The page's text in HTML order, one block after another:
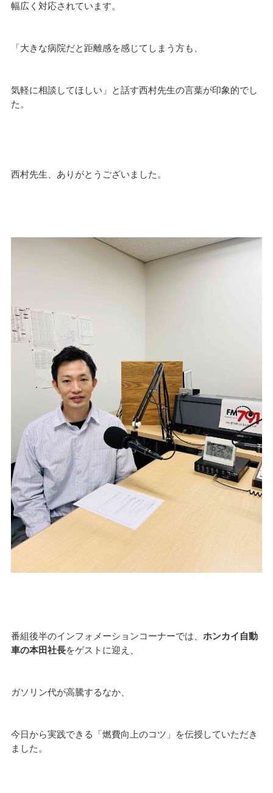
幅広く対応されています。
「大きな病院だと距離感を感じてしまう方も、
気軽に相談してほしい」と話す西村先生の言葉が印象的でし
た。
西村先生、ありがとうございました。
番組後半のインフォメーションコーナーでは、 ホンカイ自動
車の本田社長をゲストに迎え、
ガソリン代が高騰するなか、
今日から実践できる「燃費向上のコツ」を伝授していただき
ました。